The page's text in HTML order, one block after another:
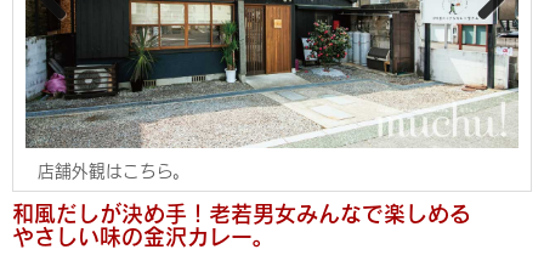
店舗外観はこちら。
Pre
viou
s
Nex
t
和風だしが決め手！老若男女みんなで楽しめる
やさしい味の金沢カレー。